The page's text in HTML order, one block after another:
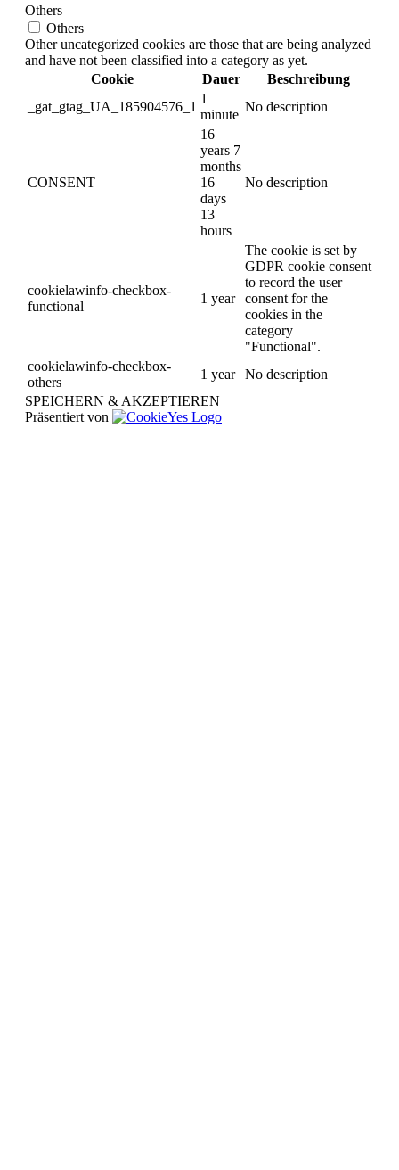
Others
Others
Other uncategorized cookies are those that are being analyzed
and have not been classified into a category as yet.
Cookie
Dauer
Beschreibung
_gat_gtag_UA_185904576_1
1
minute
No description
CONSENT
16
years 7
months
16
days
13
hours
No description
cookielawinfo-checkbox-
functional
1 year
The cookie is set by
GDPR cookie consent
to record the user
consent for the
cookies in the
category
"Functional".
cookielawinfo-checkbox-
others
1 year
No description
SPEICHERN & AKZEPTIEREN
Präsentiert von